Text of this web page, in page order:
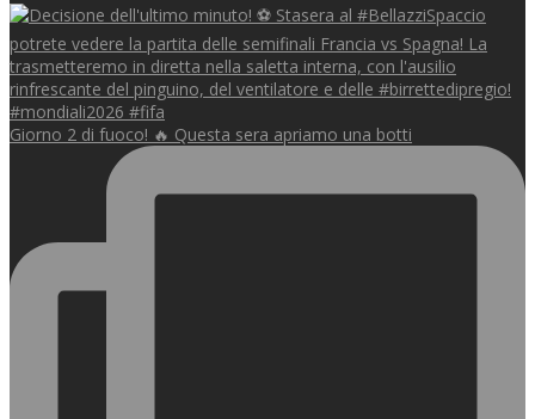
Giorno 2 di fuoco! 🔥 Questa sera apriamo una botti